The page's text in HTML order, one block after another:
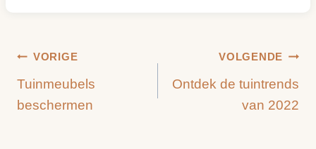
Bericht
navigatie
VORIGE
Tuinmeubels
beschermen
VOLGENDE
Ontdek de tuintrends
van 2022